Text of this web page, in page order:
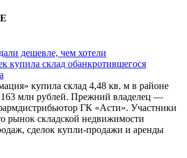
купила склад обанкротившегося
купила склад 4,48 кв. м в районе
млн рублей. Прежний владелец —
ГК «Асти». Участники
рынок складской недвижимости
сделок купли-продажи и аренды